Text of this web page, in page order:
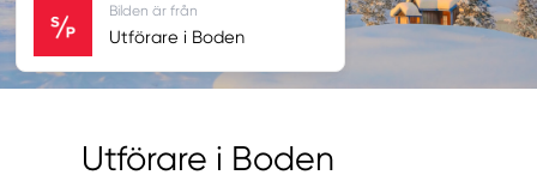
Utförare i Boden
Bilden är från
Utförare i Boden